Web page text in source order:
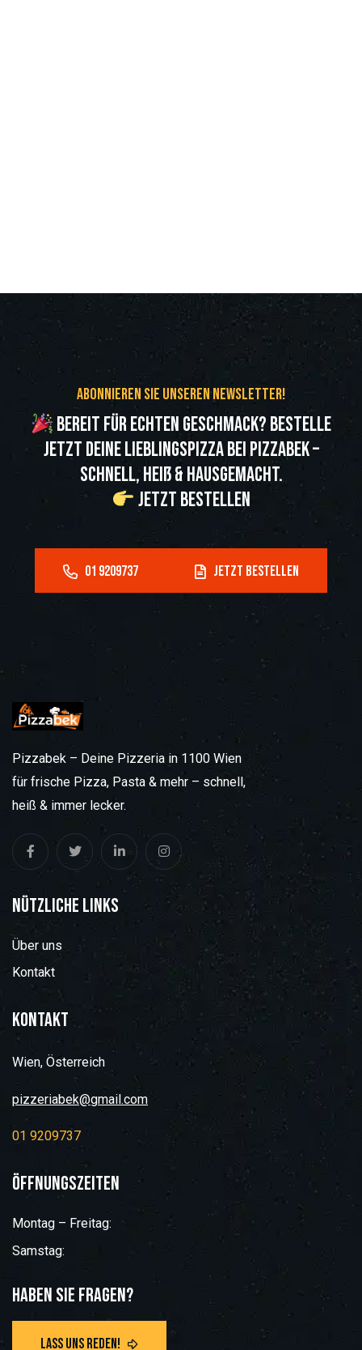
Abonnieren Sie unseren Newsletter!
Bereit für echten Geschmack? Bestelle
jetzt deine Lieblingspizza bei Pizzabek –
schnell, heiß & hausgemacht.
Jetzt bestellen
Pizzabek – Deine Pizzeria in 1100 Wien
für frische Pizza, Pasta & mehr – schnell,
heiß & immer lecker.
Nützliche Links
Über uns
Kontakt
Kontakt
Wien, Österreich
pizzeriabek@gmail.com
01 9209737
Öffnungszeiten
Montag – Freitag:
Samstag:
Haben Sie Fragen?